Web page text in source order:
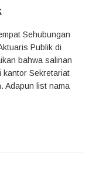
Sehubungan
Publik di
bahwa salinan
kantor Sekretariat
Adapun list nama